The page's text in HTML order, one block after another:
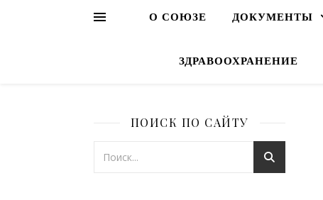
О СОЮЗЕ ДОКУМЕНТЫ
ЗДРАВООХРАНЕНИЕ
ПОИСК ПО САЙТУ